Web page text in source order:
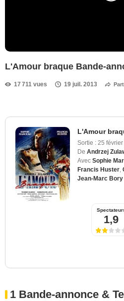
L'Amour braque Bande-
17 711 vues 19 juil. 2013
L'Amour
Sortie : 25
De Andrzej
Avec Sophie
Francis Huster
Jean-Marc Bory
1,9
1 Bande-annonce &